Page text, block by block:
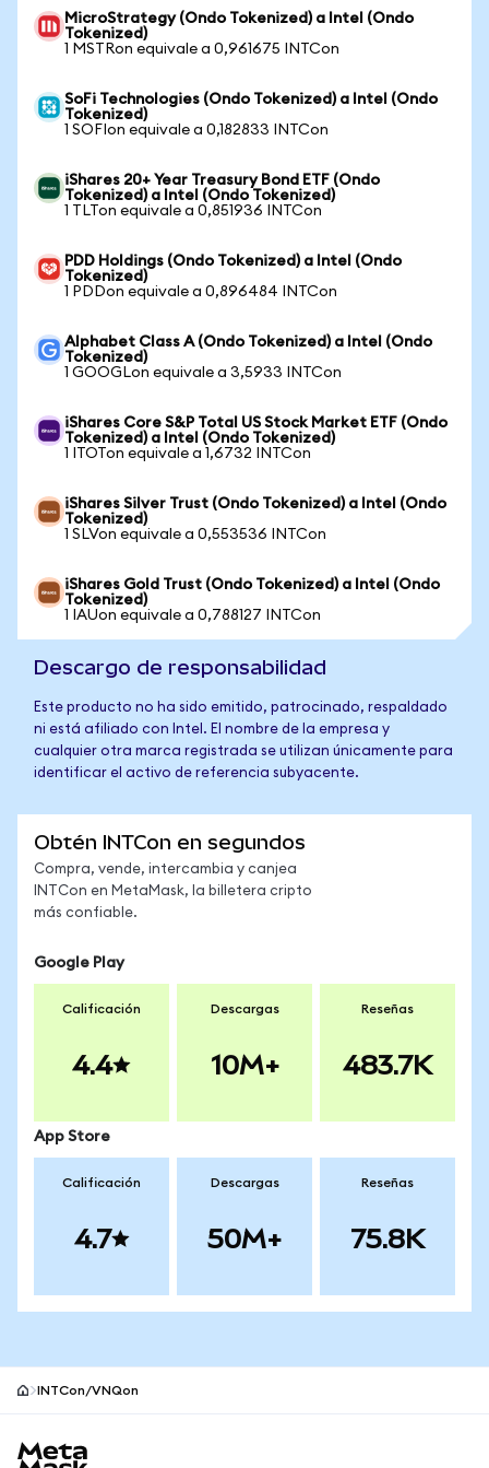
MicroStrategy (Ondo Tokenized) a Intel (Ondo
Tokenized)
1 MSTRon equivale a 0,961675 INTCon
SoFi Technologies (Ondo Tokenized) a Intel (Ondo
Tokenized)
1 SOFIon equivale a 0,182833 INTCon
iShares 20+ Year Treasury Bond ETF (Ondo
Tokenized) a Intel (Ondo Tokenized)
1 TLTon equivale a 0,851936 INTCon
PDD Holdings (Ondo Tokenized) a Intel (Ondo
Tokenized)
1 PDDon equivale a 0,896484 INTCon
Alphabet Class A (Ondo Tokenized) a Intel (Ondo
Tokenized)
1 GOOGLon equivale a 3,5933 INTCon
iShares Core S&P Total US Stock Market ETF (Ondo
Tokenized) a Intel (Ondo Tokenized)
1 ITOTon equivale a 1,6732 INTCon
iShares Silver Trust (Ondo Tokenized) a Intel (Ondo
Tokenized)
1 SLVon equivale a 0,553536 INTCon
iShares Gold Trust (Ondo Tokenized) a Intel (Ondo
Tokenized)
1 IAUon equivale a 0,788127 INTCon
Descargo de responsabilidad
Este producto no ha sido emitido, patrocinado, respaldado
ni está afiliado con Intel. El nombre de la empresa y
cualquier otra marca registrada se utilizan únicamente para
identificar el activo de referencia subyacente.
Obtén INTCon en segundos
Compra, vende, intercambia y canjea
INTCon en MetaMask, la billetera cripto
más confiable.
Google Play
Calificación
4.4
Descargas
10M+
Reseñas
483.7K
App Store
Calificación
4.7
Descargas
50M+
Reseñas
75.8K
INTCon/VNQon